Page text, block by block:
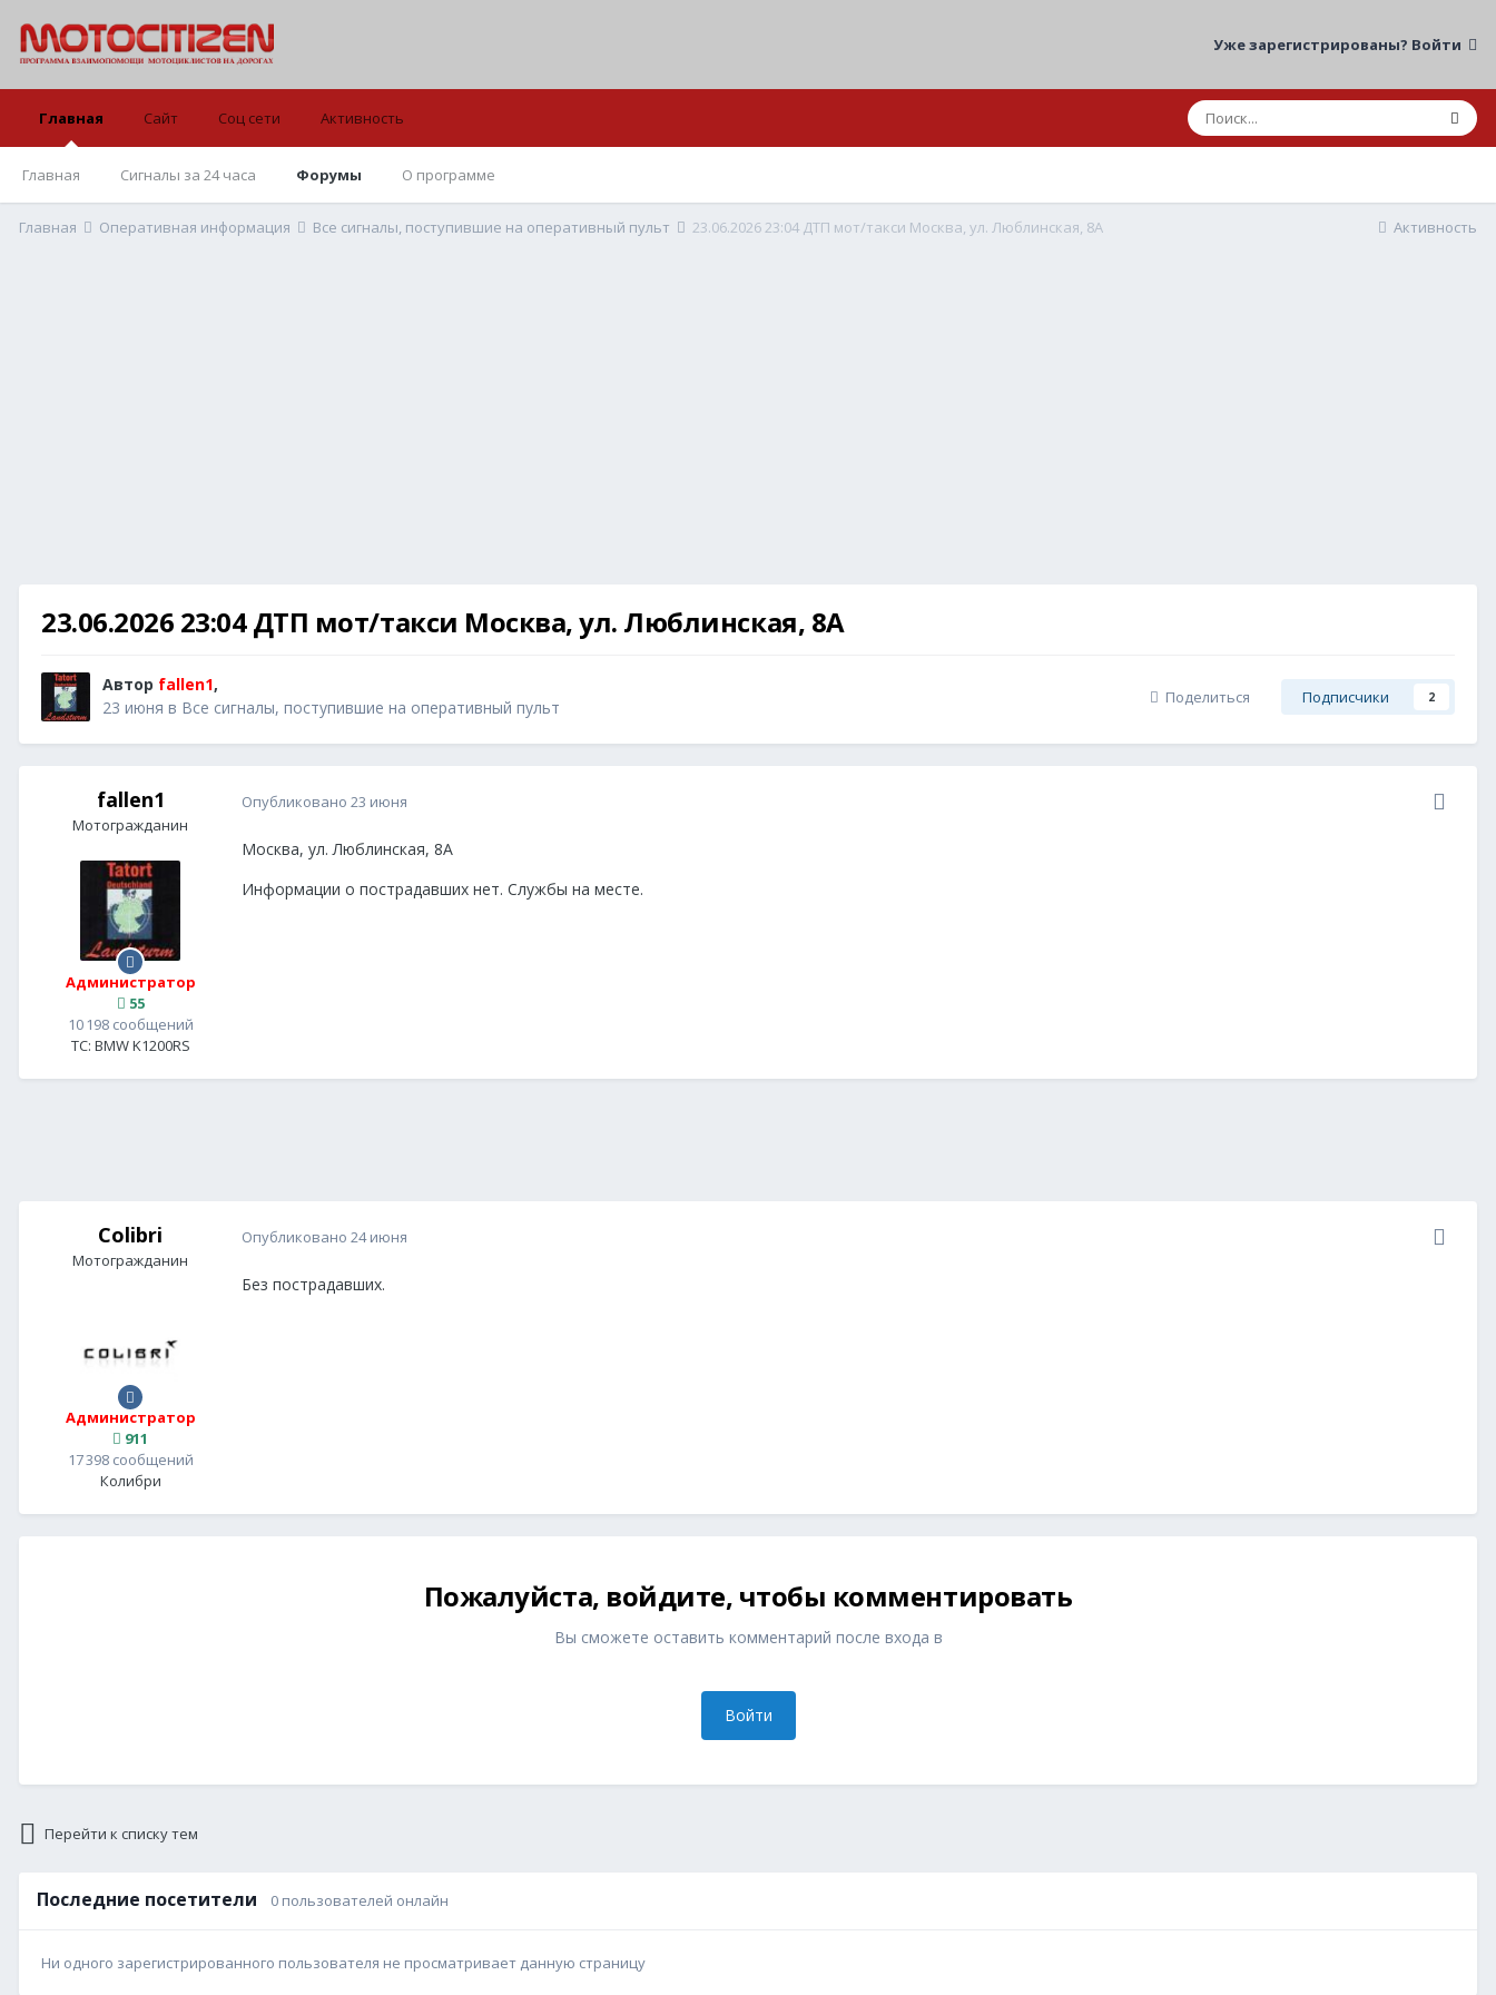
Уже зарегистрированы? Войти
Главная
Главная Сигналы за 24 часа Форумы О программе
Сайт Соц сети Активность
Активность
Главная Оперативная информация Все сигналы, поступившие на оперативный пульт 23.06.2026 23:04 ДТП мот/такси Москва, ул. Люблинская, 8А
23.06.2026 23:04 ДТП мот/такси Москва, ул. Люблинская, 8А
Автор fallen1,
23 июня в Все сигналы, поступившие на оперативный пульт Поделиться Подписчики 2
fallen1
Мотогражданин
Администратор
55
10 198 сообщений
ТС: BMW K1200RS
Опубликовано 23 июня
Москва, ул. Люблинская, 8А
Информации о пострадавших нет. Службы на месте.
Colibri
Мотогражданин
Администратор
911
17 398 сообщений
Колибри
Опубликовано 24 июня
Без пострадавших.
Пожалуйста, войдите, чтобы комментировать
Вы сможете оставить комментарий после входа в
Войти
Перейти к списку тем
Последние посетители 0 пользователей онлайн
Ни одного зарегистрированного пользователя не просматривает данную страницу